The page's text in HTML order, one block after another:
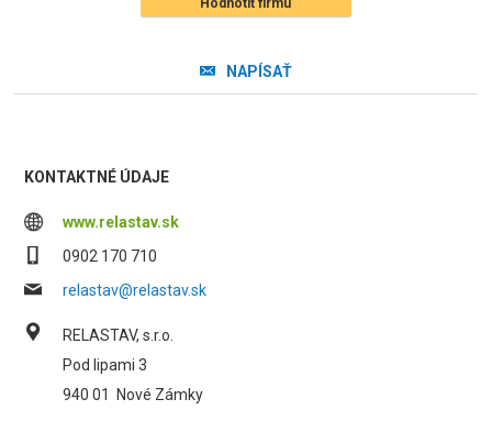
Hodnotiť firmu
NAPÍSAŤ
KONTAKTNÉ ÚDAJE
www.relastav.sk
0902 170 710
relastav@relastav.sk
RELASTAV, s.r.o.
Pod lipami 3
940 01
Nové Zámky